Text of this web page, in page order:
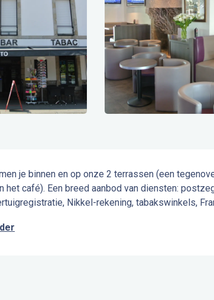
je binnen en op onze 2 terrassen (een
het café). Een breed aanbod van diensten:
Nikkel-rekening, tabakswinkels,